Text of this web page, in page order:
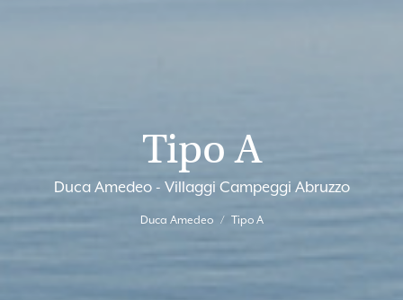
Tipo A
Duca Amedeo - Villaggi Campeggi Abruzzo
Duca Amedeo Tipo A